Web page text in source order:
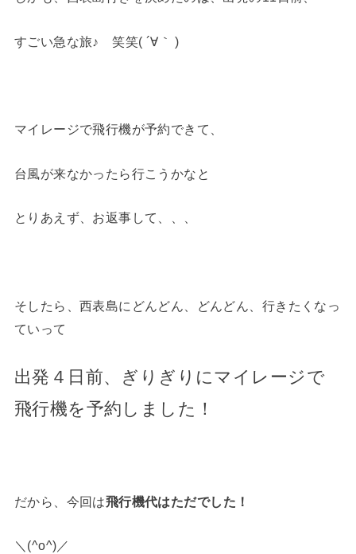
すごい急な旅♪ 笑笑( ´∀｀ )
マイレージで飛行機が予約できて、
台風が来なかったら行こうかなと
とりあえず、お返事して、、、
そしたら、西表島にどんどん、どんどん、行きたくなっ
ていって
出発４日前、ぎりぎり にマイレージで
飛行機を予約しました！
だから、今回は飛行機代はただでした！
＼(^o^)／